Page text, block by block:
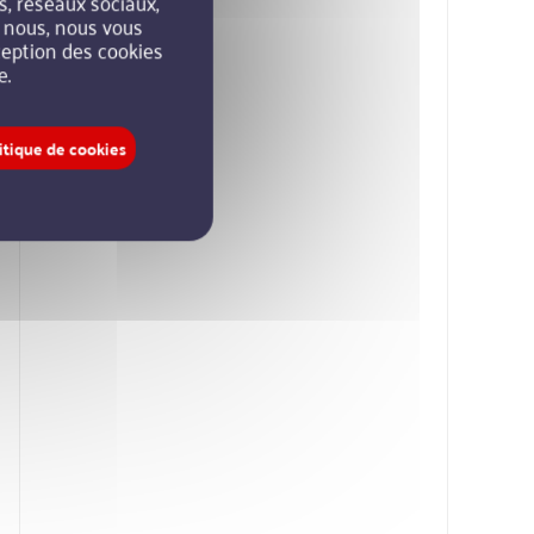
nous vous
des cookies
de cookies